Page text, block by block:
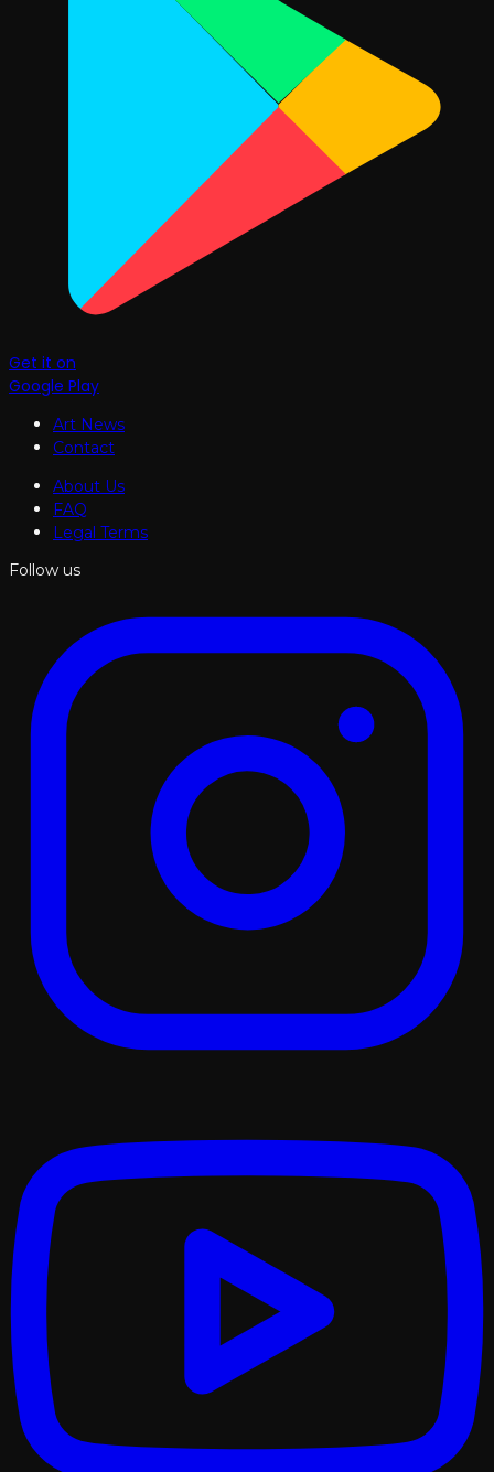
Get it on
Google Play
Art News
Contact
About Us
FAQ
Legal Terms
Follow us